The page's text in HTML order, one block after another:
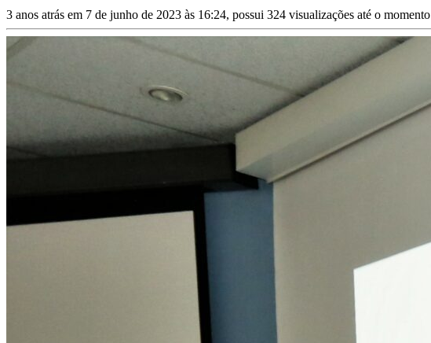
3 anos atrás em 7 de junho de 2023 às 16:24, possui 324 visualizações até o momento